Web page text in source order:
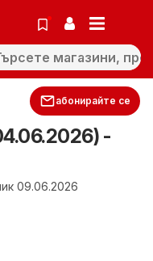
абонирайте се
-
09.06.2026